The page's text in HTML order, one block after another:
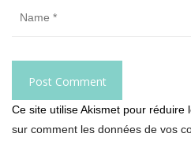
Ce site utilise Akismet pour réduire
sur comment les données de vos